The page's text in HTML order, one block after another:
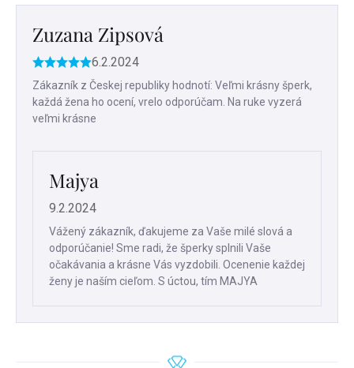
Zuzana Zipsová
Hodnotenie
produktu
je
5
6.2.2024
Zákazník z Českej republiky hodnotí: Veľmi krásny šperk,
každá žena ho ocení, vrelo odporúčam. Na ruke vyzerá
veľmi krásne
Majya
9.2.2024
Vážený zákazník, ďakujeme za Vaše milé slová a
odporúčanie! Sme radi, že šperky splnili Vaše
očakávania a krásne Vás vyzdobili. Ocenenie každej
ženy je naším cieľom. S úctou, tím MAJYA